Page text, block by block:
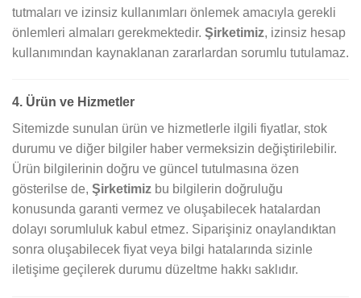
tutmaları ve izinsiz kullanımları önlemek amacıyla gerekli
önlemleri almaları gerekmektedir. Şirketimiz, izinsiz hesap
kullanımından kaynaklanan zararlardan sorumlu tutulamaz.
4. Ürün ve Hizmetler
Sitemizde sunulan ürün ve hizmetlerle ilgili fiyatlar, stok
durumu ve diğer bilgiler haber vermeksizin değiştirilebilir.
Ürün bilgilerinin doğru ve güncel tutulmasına özen
gösterilse de, Şirketimiz bu bilgilerin doğruluğu
konusunda garanti vermez ve oluşabilecek hatalardan
dolayı sorumluluk kabul etmez. Siparişiniz onaylandıktan
sonra oluşabilecek fiyat veya bilgi hatalarında sizinle
iletişime geçilerek durumu düzeltme hakkı saklıdır.